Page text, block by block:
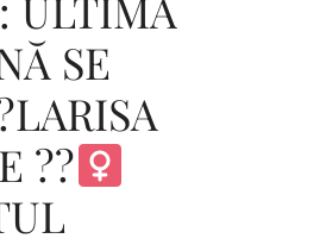
SE
??‍